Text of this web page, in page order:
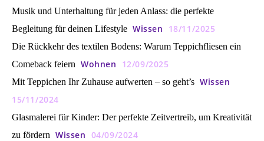
Musik und Unterhaltung für jeden Anlass: die perfekte
Begleitung für deinen Lifestyle Wissen 18/11/2025
Die Rückkehr des textilen Bodens: Warum Teppichfliesen ein
Comeback feiern Wohnen 12/09/2025
Mit Teppichen Ihr Zuhause aufwerten – so geht’s Wissen
15/11/2024
Glasmalerei für Kinder: Der perfekte Zeitvertreib, um Kreativität
zu fördern Wissen 04/09/2024